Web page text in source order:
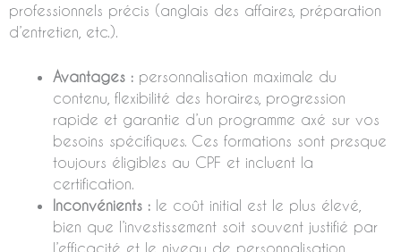
professionnels précis (anglais des affaires, préparation
d’entretien, etc.).
Avantages : personnalisation maximale du
contenu, flexibilité des horaires, progression
rapide et garantie d’un programme axé sur vos
besoins spécifiques. Ces formations sont presque
toujours éligibles au CPF et incluent la
certification.
Inconvénients : le coût initial est le plus élevé,
bien que l’investissement soit souvent justifié par
l’efficacité et le niveau de personnalisation.